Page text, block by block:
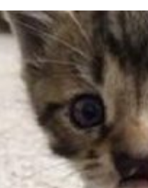
26.05.2020
Tüm İnsanların Ders
Gereken 26
22.05.2020
Anne Kedi
Reddeder ve Terk
22.05.2020